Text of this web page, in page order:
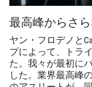
最高峰からさら
ヤン・フロデノと
プによって、トラ
た。我々が最初に
した。業界最高峰